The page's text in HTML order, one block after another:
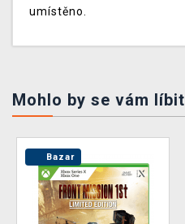
umístěno.
Mohlo by se vám líbit
Bazar